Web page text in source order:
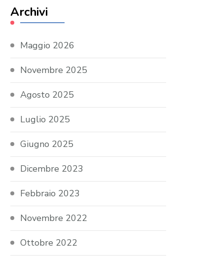
Archivi
Maggio 2026
Novembre 2025
Agosto 2025
Luglio 2025
Giugno 2025
Dicembre 2023
Febbraio 2023
Novembre 2022
Ottobre 2022